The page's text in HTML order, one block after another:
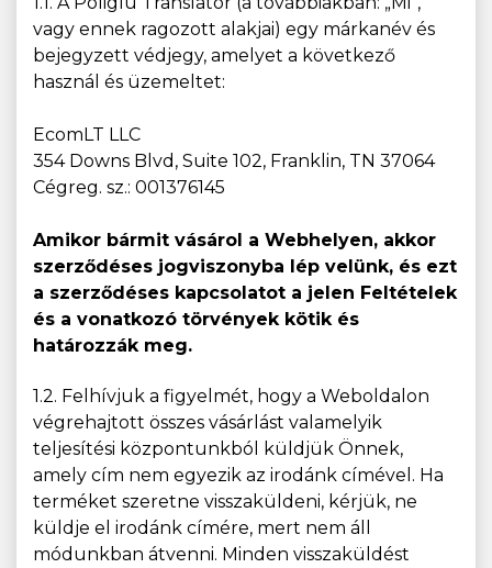
vagy ennek ragozott alakjai) egy márkanév és
bejegyzett védjegy, amelyet a következő
használ és üzemeltet:
EcomLT LLC
354 Downs Blvd, Suite 102, Franklin, TN 37064
Cégreg. sz.: 001376145
Amikor bármit vásárol a Webhelyen, akkor
szerződéses jogviszonyba lép velünk, és ezt
a szerződéses kapcsolatot a jelen Feltételek
és a vonatkozó törvények kötik és
határozzák meg.
1.2. Felhívjuk a figyelmét, hogy a Weboldalon
végrehajtott összes vásárlást valamelyik
teljesítési központunkból küldjük Önnek,
amely cím nem egyezik az irodánk címével. Ha
terméket szeretne visszaküldeni, kérjük, ne
küldje el irodánk címére, mert nem áll
módunkban átvenni. Minden visszaküldést